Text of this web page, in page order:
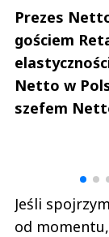
Prezes
gościem
Netto w
szefem
Jeśli
od